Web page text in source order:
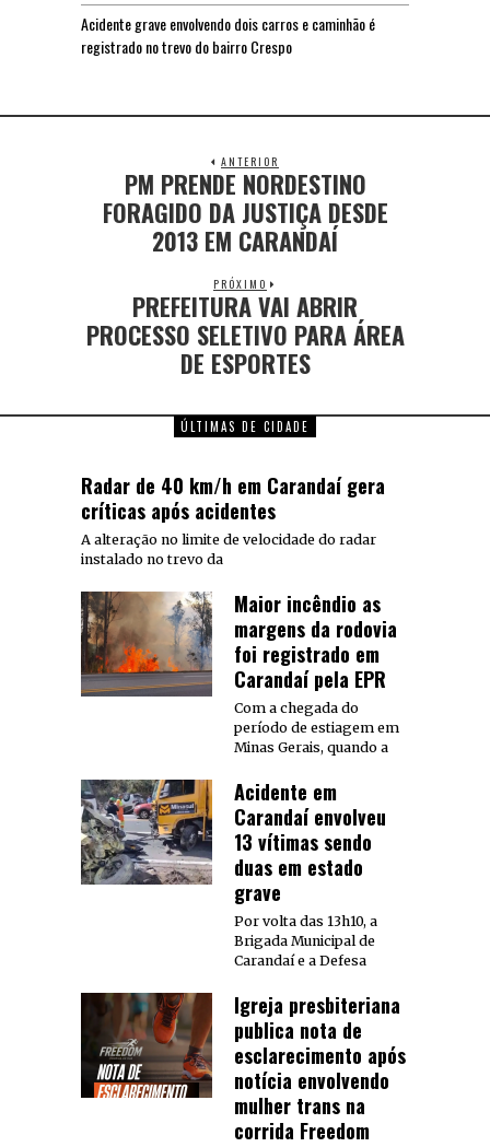
Acidente grave envolvendo dois carros e caminhão é
registrado no trevo do bairro Crespo
ANTERIOR
PM PRENDE NORDESTINO
FORAGIDO DA JUSTIÇA DESDE
2013 EM CARANDAÍ
PRÓXIMO
PREFEITURA VAI ABRIR
PROCESSO SELETIVO PARA ÁREA
DE ESPORTES
ÚLTIMAS DE CIDADE
Radar de 40 km/h em Carandaí gera
críticas após acidentes
A alteração no limite de velocidade do radar
instalado no trevo da
Maior incêndio as
margens da rodovia
foi registrado em
Carandaí pela EPR
Com a chegada do
período de estiagem em
Minas Gerais, quando a
Acidente em
Carandaí envolveu
13 vítimas sendo
duas em estado
grave
Por volta das 13h10, a
Brigada Municipal de
Carandaí e a Defesa
Igreja presbiteriana
publica nota de
esclarecimento após
notícia envolvendo
mulher trans na
corrida Freedom